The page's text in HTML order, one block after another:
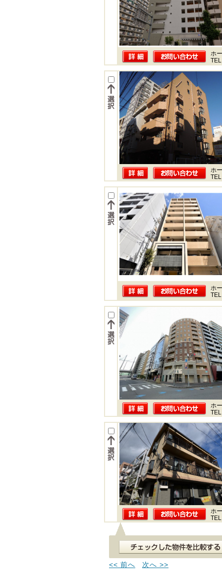
ホ
ホ
ホ
ホ
ホ
<< 前へ 次へ >>